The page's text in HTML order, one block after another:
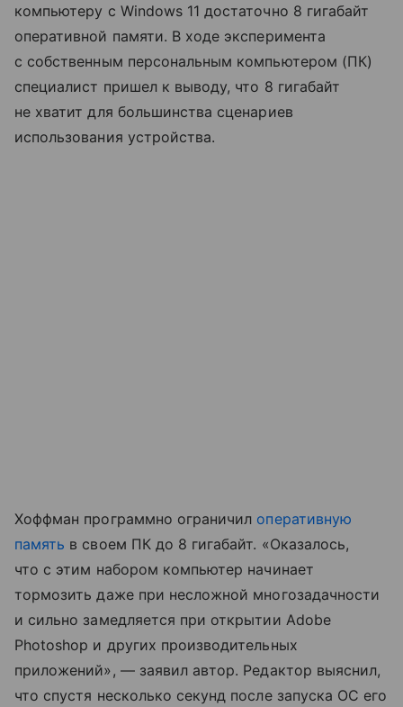
компьютеру с Windows 11 достаточно 8 гигабайт
оперативной памяти. В ходе эксперимента
с собственным персональным компьютером (ПК)
специалист пришел к выводу, что 8 гигабайт
не хватит для большинства сценариев
использования устройства.
Хоффман программно ограничил оперативную
память в своем ПК до 8 гигабайт. «Оказалось,
что с этим набором компьютер начинает
тормозить даже при несложной многозадачности
и сильно замедляется при открытии Adobe
Photoshop и других производительных
приложений», — заявил автор. Редактор выяснил,
что спустя несколько секунд после запуска ОС его